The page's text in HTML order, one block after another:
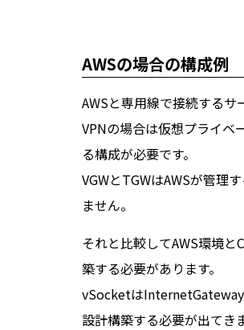
AWSの場合の構成例
AWSと専用線で接続する
VPNの場合は仮想プライベ
る構成が必要です。
VGWとTGWはAWSが管理
ません。
それと比較してAWS環境
築する必要があります。
vSocketはInternetGateway
設計構築する必要が出てき